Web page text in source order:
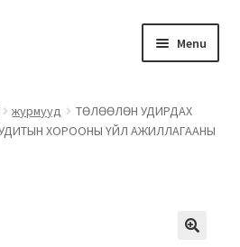
Menu
журмууд
ТӨЛӨӨЛӨН УДИРДАХ
ХОРООНЫ ҮЙЛ АЖИЛЛАГААНЫ